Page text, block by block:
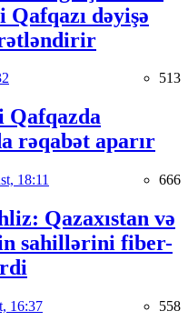
dəyişə
513
Qafqazda
rəqabət aparır
18:11 666
Qazaxıstan və
sahillərini fiber-
16:37 558